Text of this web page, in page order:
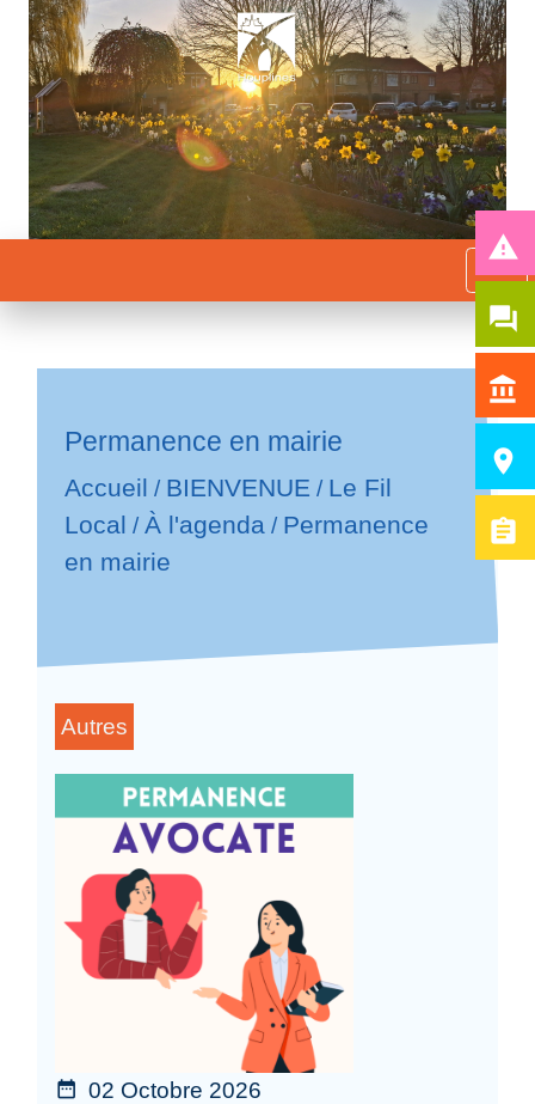
menu
Permanence en mairie
Accueil / BIENVENUE / Le Fil
Local / À l'agenda/ Permanence
en mairie
Autres
date_range 02 Octobre 2026
report_problem
question_answer
account_balance
room
assignment